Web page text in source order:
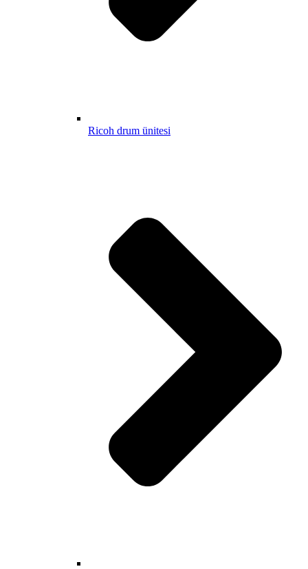
Ricoh drum ünitesi